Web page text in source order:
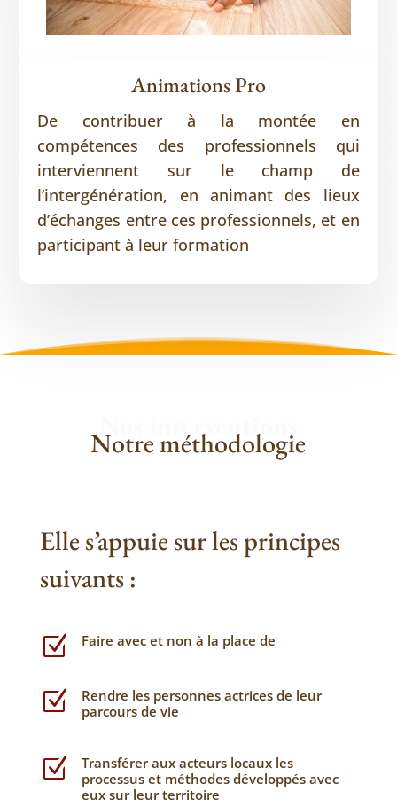
Animations Pro
De contribuer à la montée en
compétences des professionnels qui
interviennent sur le champ de
l’intergénération, en animant des lieux
d’échanges entre ces professionnels, et en
participant à leur formation
Nos interventions
Notre méthodologie
Elle s’appuie sur les principes
suivants :
Z Faire avec et non à la place de
Z
Rendre les personnes actrices de leur
parcours de vie
Z
Transférer aux acteurs locaux les
processus et méthodes développés avec
eux sur leur territoire